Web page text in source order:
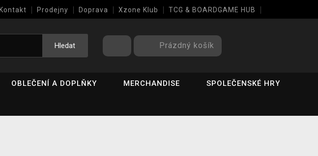
Kontakt Prodejny Doprava Xzone Klub TCG & BOARDGAME HUB
Hledat Prázdný košík
OBLEČENÍ A DOPLŇKY MERCHANDISE SPOLEČENSKÉ HRY